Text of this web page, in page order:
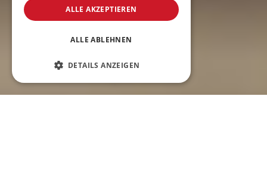
ALLE AKZEPTIEREN
ALLE ABLEHNEN
DETAILS ANZEIGEN